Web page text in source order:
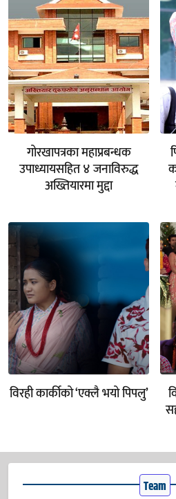
गोरखापत्रका महाप्रबन्धक
उपाध्यायसहित ४ जनाविरुद्ध
अख्तियारमा मुद्दा
विरही कार्कीको ‘एक्लै भयो पिपलु’
Team